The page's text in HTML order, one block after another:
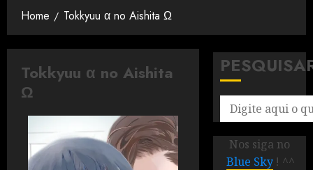
Home Tokkyuu α no Aishita Ω
Tokkyuu α no Aishita
Ω
Nos siga no
Blue Sky ! ^^